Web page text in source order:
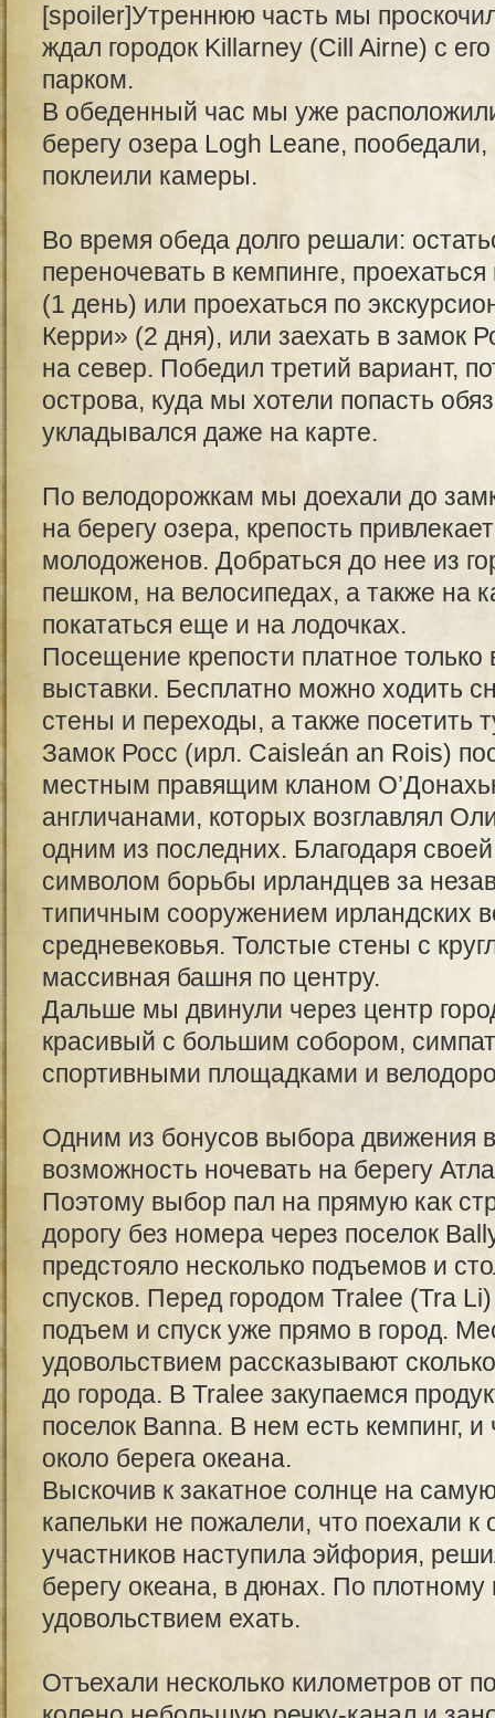
[spoiler]Утреннюю часть мы
ждал городок Killarney (Cill Airne) с
парком.
В обеденный час мы уже
берегу озера Logh Leane,
поклеили камеры.
Во время обеда долго решали:
переночевать в кемпинге,
(1 день) или проехаться по
Керри» (2 дня), или заехать в замок
на север. Победил третий вариант,
острова, куда мы хотели попасть
укладывался даже на карте.
По велодорожкам мы доехали до
на берегу озера, крепость
молодоженов. Добраться до нее из
пешком, на велосипедах, а также на
покататься еще и на лодочках.
Посещение крепости платное только
выставки. Бесплатно можно ходить
стены и переходы, а также посетить
Замок Росс (ирл. Caisleán an Rois)
местным правящим кланом
англичанами, которых возглавлял
одним из последних. Благодаря
символом борьбы ирландцев за
типичным сооружением ирландских
средневековья. Толстые стены с
массивная башня по центру.
Дальше мы двинули через центр
красивый с большим собором,
спортивными площадками и
Одним из бонусов выбора движения
возможность ночевать на берегу
Поэтому выбор пал на прямую как
дорогу без номера через поселок
предстояло несколько подъемов и
спусков. Перед городом Tralee (Tra
подъем и спуск уже прямо в город.
удовольствием рассказывают
до города. В Tralee закупаемся
поселок Banna. В нем есть кемпинг,
около берега океана.
Выскочив к закатное солнце на
капельки не пожалели, что поехали к
участников наступила эйфория,
берегу океана, в дюнах. По плотному
удовольствием ехать.
Отъехали несколько километров от